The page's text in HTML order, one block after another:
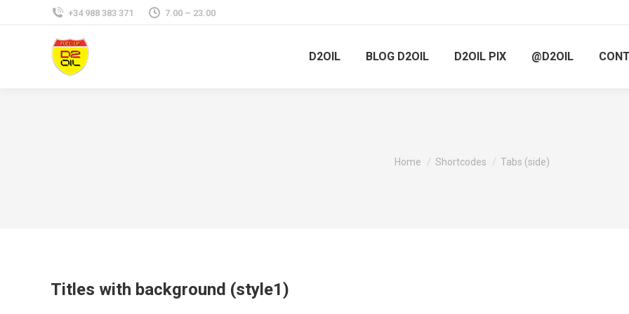
+34 988 383 371 7.00 – 23.00
D2OIL BLOG D2OIL D2OIL PIX @D2OIL
You are here:
Home Shortcodes Tabs (side)
Titles with background (style1)